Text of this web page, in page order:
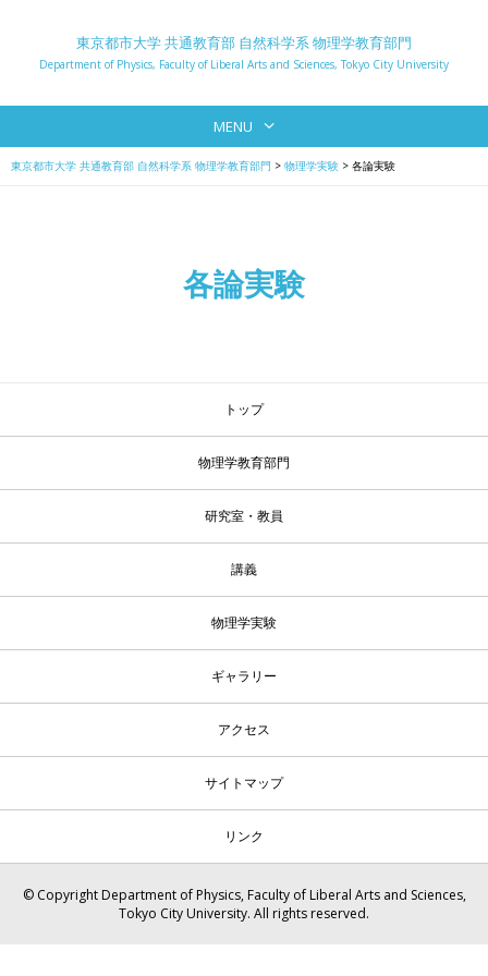
東京都市大学 共通教育部 自然科学系 物理学教育部門
Department of Physics, Faculty of Liberal Arts and Sciences, Tokyo City University
MENU
東京都市大学 共通教育部 自然科学系 物理学教育部門 > 物理学実験 > 各論実験
各論実験
トップ
物理学教育部門
研究室・教員
講義
物理学実験
ギャラリー
アクセス
サイトマップ
リンク
© Copyright Department of Physics, Faculty of Liberal Arts and Sciences,
Tokyo City University. All rights reserved.